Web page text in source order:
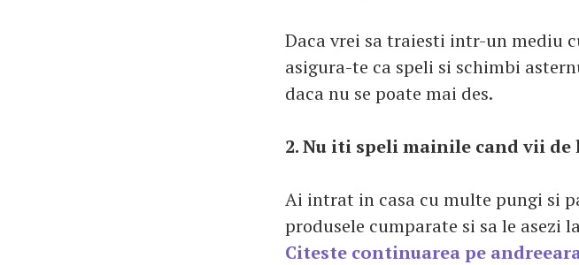
Daca vrei sa traiesti intr-un mediu
asigura-te ca speli si schimbi
daca nu se poate mai des.
2. Nu iti speli mainile cand vii
Ai intrat in casa cu multe pungi si
produsele cumparate si sa le asezi
Citeste continuarea pe